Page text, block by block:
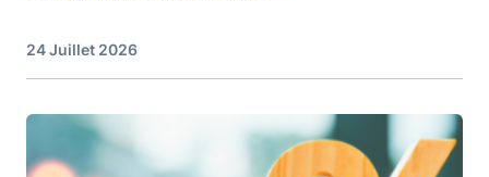
24 Juillet 2026
Image